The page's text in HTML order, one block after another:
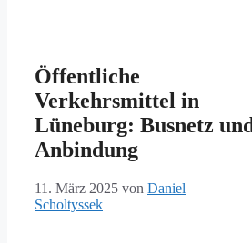
Öffentliche
Verkehrsmittel in
Lüneburg: Busnetz und
Anbindung
11. März 2025 von Daniel
Scholtyssek